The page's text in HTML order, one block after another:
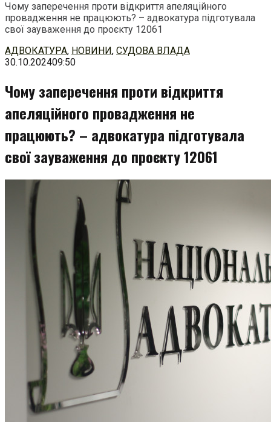
Чому заперечення проти відкриття апеляційного
провадження не працюють? – адвокатура підготувала
свої зауваження до проєкту 12061
Перейти
до
АДВОКАТУРА, НОВИНИ, СУДОВА ВЛАДА
30.10.202409:50
Чому заперечення проти відкриття
апеляційного провадження не
працюють? – адвокатура підготувала
свої зауваження до проєкту 12061